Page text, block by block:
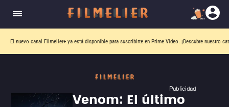
El nuevo canal Filmelier+ ya está disponible para suscribirte en Prime Video. ¡Descubre nuestro
Publicidad
Venom: El último